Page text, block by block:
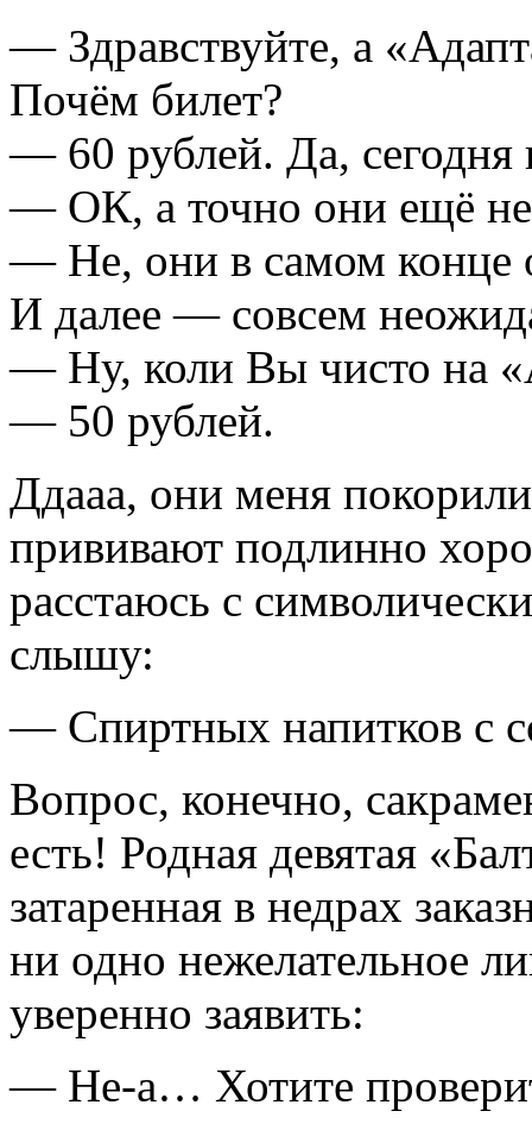
— Здравствуйте, а
Почём билет?
— 60 рублей. Да, сегодня
— ОК, а точно они ещё не
— Не, они в самом конце
И далее — совсем
— Ну, коли Вы чисто на
— 50 рублей.
Ддааа, они меня
прививают подлинно
расстаюсь с
слышу:
— Спиртных напитков с
Вопрос, конечно,
есть! Родная девятая
затаренная в недрах
ни одно нежелательное
уверенно заявить:
— Не-а… Хотите